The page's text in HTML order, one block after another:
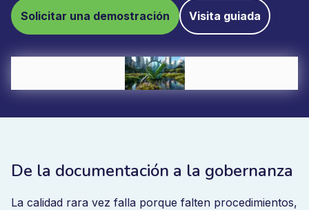
Solicitar una demostración Visita guiada
De la documentación a la gobernanza
La calidad rara vez falla porque falten procedimientos,